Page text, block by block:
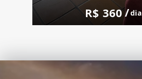
R$ 360 /dia